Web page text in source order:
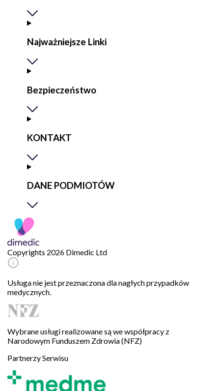
Najważniejsze Linki
Bezpieczeństwo
KONTAKT
DANE PODMIOTÓW
Copyrights 2026 Dimedic Ltd
Usługa nie jest przeznaczona dla nagłych przypadków
medycznych.
Wybrane usługi realizowane są we współpracy z
Narodowym Funduszem Zdrowia (NFZ)
Partnerzy Serwisu